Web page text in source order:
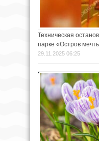
Техническая
парке «Остров
29.11.2025 06:25